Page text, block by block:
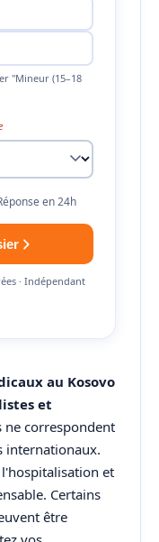
"Mineur (15–18
en 24h
· Indépendant
au Kosovo
et
ne correspondent
internationaux.
et
Certains
être